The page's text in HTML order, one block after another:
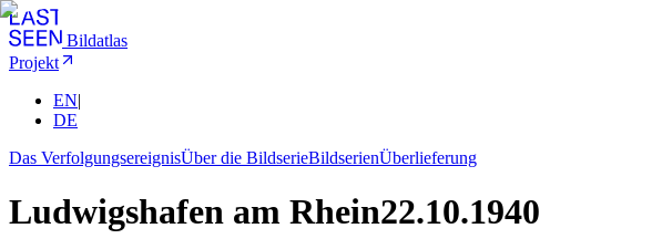
Bildatlas
Projekt
EN|
DE
Das VerfolgungsereignisÜber die BildserieBildserienÜberlieferung
Ludwigshafen am Rhein22.10.1940